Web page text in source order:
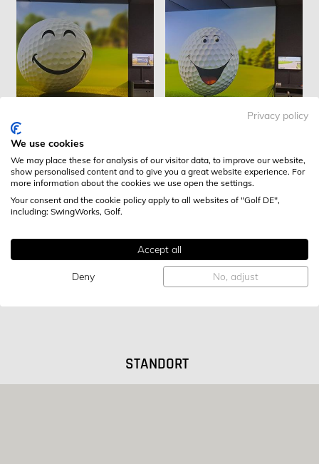
COURT NORTH-EAST
Drives and More
Drives and More
COURT SOUTH-WEST
STANDORT
Privacy policy
We use cookies
We may place these for analysis of our visitor data, to improve our website,
show personalised content and to give you a great website experience. For
more information about the cookies we use open the settings.
Your consent and the cookie policy apply to all websites of "Golf DE",
including: SwingWorks, Golf.
Accept all
Deny No, adjust